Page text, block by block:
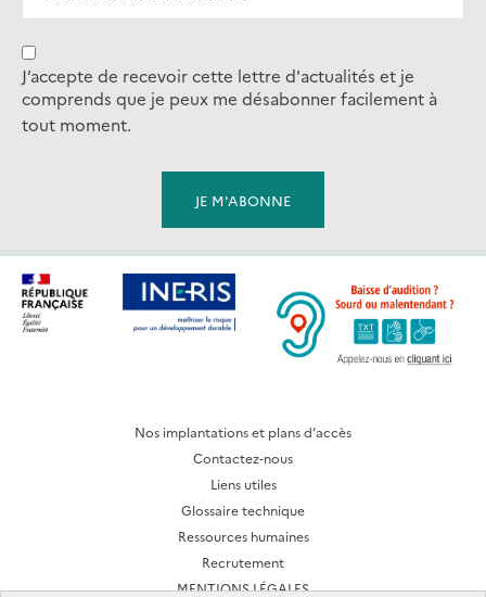
J’accepte de recevoir cette lettre d'actualités et je
comprends que je peux me désabonner facilement à
tout moment.
Nos implantations et plans d’accès
Contactez-nous
Liens utiles
Glossaire technique
Ressources humaines
Recrutement
MENTIONS LÉGALES